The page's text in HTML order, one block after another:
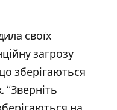
своїх
загрозу
зберігаються
“Зверніть